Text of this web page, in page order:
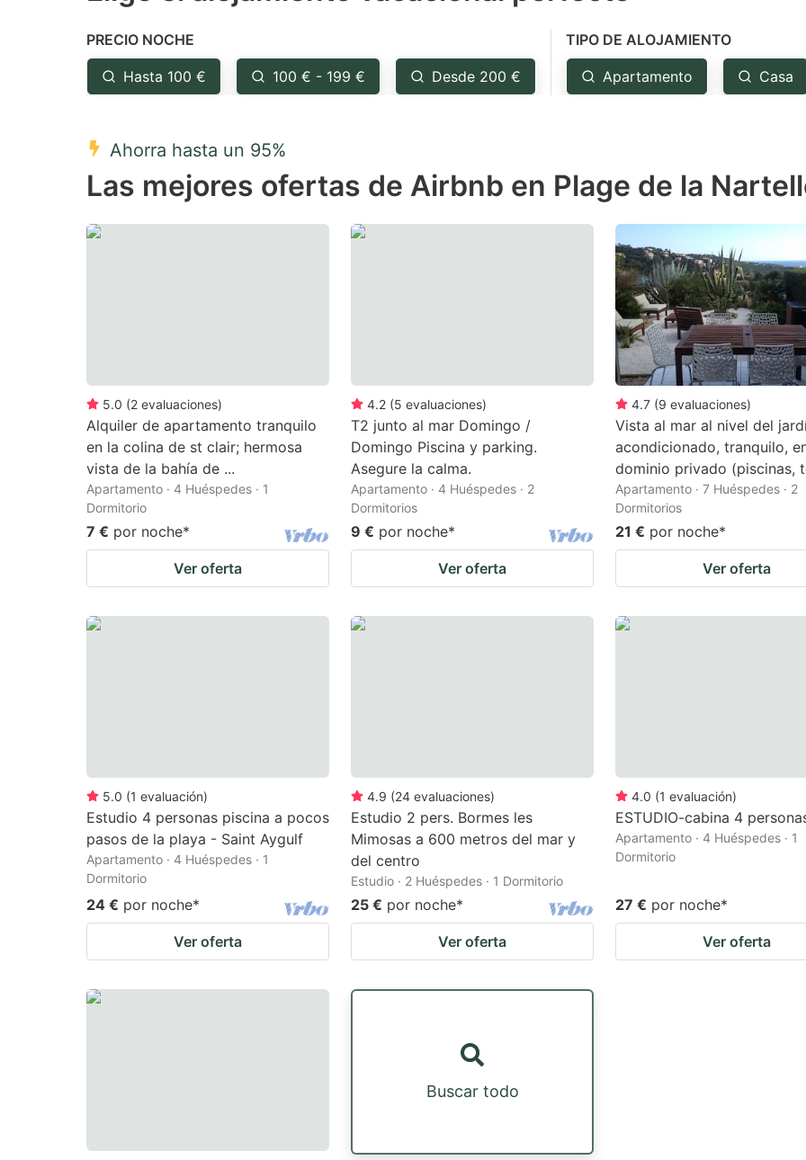
question
mark
key
get
the
keyboard
mark
key
the
PRECIO NOCHE
Hasta 100 € 100 € - 199 € Desde 200 €
TIPO DE ALOJAMIENTO
Apartamento Casa
Ahorra hasta un 95%
Las mejores ofertas de Airbnb en Plage de la
5.0 (2 evaluaciones)
Alquiler de apartamento tranquilo
en la colina de st clair; hermosa
vista de la bahía de ...
Apartamento · 4 Huéspedes · 1
Dormitorio
7 € por noche*
Ver oferta
4.2 (5 evaluaciones)
T2 junto al mar Domingo /
Domingo Piscina y parking.
Asegure la calma.
Apartamento · 4 Huéspedes · 2
Dormitorios
9 € por noche*
Ver oferta
4.7 (9 evaluaciones)
Vista al mar al nivel del
acondicionado, tranquilo,
dominio privado (piscinas,
Apartamento · 7 Huéspedes · 2
Dormitorios
21 € por noche*
Ver oferta
5.0 (1 evaluación)
Estudio 4 personas piscina a pocos
pasos de la playa - Saint Aygulf
Apartamento · 4 Huéspedes · 1
Dormitorio
24 € por noche*
Ver oferta
4.9 (24 evaluaciones)
Estudio 2 pers. Bormes les
Mimosas a 600 metros del mar y
del centro
Estudio · 2 Huéspedes · 1 Dormitorio
25 € por noche*
Ver oferta
4.0 (1 evaluación)
ESTUDIO-cabina 4
Apartamento · 4 Huéspedes · 1
Dormitorio
27 € por noche*
Ver oferta
Buscar todo